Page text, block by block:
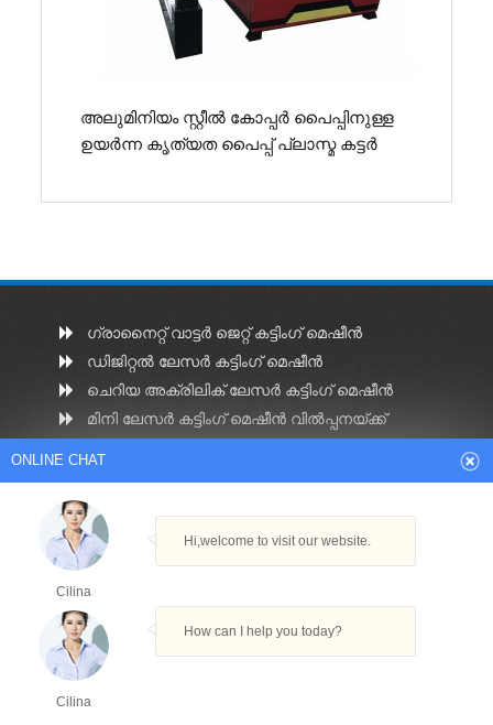
അലുമിനിയം സ്റ്റീൽ കോപ്പർ പൈപ്പിനുള്ള
ഉയർന്ന കൃത്യത പൈപ്പ് പ്ലാസ്മ കട്ടർ
ഗ്രാനൈറ്റ് വാട്ടർ ജെറ്റ് കട്ടിംഗ് മെഷീൻ
ഡിജിറ്റൽ ലേസർ കട്ടിംഗ് മെഷീൻ
ചെറിയ അക്രിലിക് ലേസർ കട്ടിംഗ് മെഷീൻ
മിനി ലേസർ കട്ടിംഗ് മെഷീൻ വിൽപ്പനയ്ക്ക്
മികച്ച സിഎൻ‌സി ലേസർ കട്ടിംഗ് മെഷീൻ
സ്ക്വയർ ട്യൂബ് കട്ടിംഗ് മെഷീൻ
മെറ്റൽ ട്യൂബ് ലേസർ കട്ടിംഗ് മെഷീൻ
ലേസർ കട്ടിംഗ് പൈപ്പ് മെഷീൻ
ONLINE CHAT
Cilina
Hi,welcome to visit our website.
Cilina
How can I help you today?